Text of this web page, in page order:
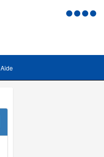
Menu
Aide